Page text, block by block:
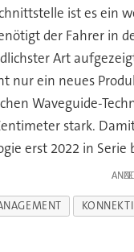
ist es ein
der Fahrer in
Art
nur ein neues
Waveguide-
stark.
erst 2022 in